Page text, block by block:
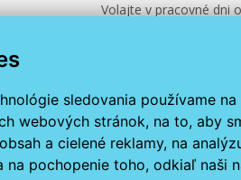
sledovania používame na
webových stránok, na to, aby
a cielené reklamy, na
na pochopenie toho, odkiaľ naši
Volajte v pracovné dni